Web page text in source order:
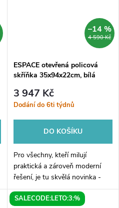
4 590 Kč
–14 %
ESPACE otevřená policová
skříňka 35x94x22cm, bílá
3 947 Kč
Dodání do 6ti týdnů
DO KOŠÍKU
Pro všechny, kteří milují
praktická a zároveň moderní
řešení, je tu skvělá novinka -
policová skříňka ESPACE! Tato
otevřená skříňka v bílé barvě je
SALECODE:LETO:3:%